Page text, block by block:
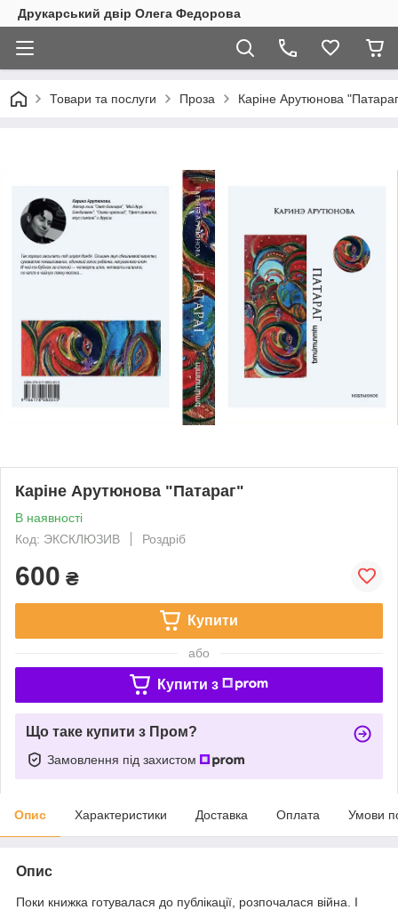
Друкарський двір Олега Федорова
Товари та послуги Проза Каріне Арутюнова
Каріне Арутюнова "Патараг"
В наявності
Код: ЭКСКЛЮЗИВ
Роздріб
600 ₴
Купити
або
Купити з
Що таке купити з Пром?
Замовлення під захистом
Опис Характеристики Доставка Оплата Умови
Опис
Поки книжка готувалася до публікації, розпочалася війна. І